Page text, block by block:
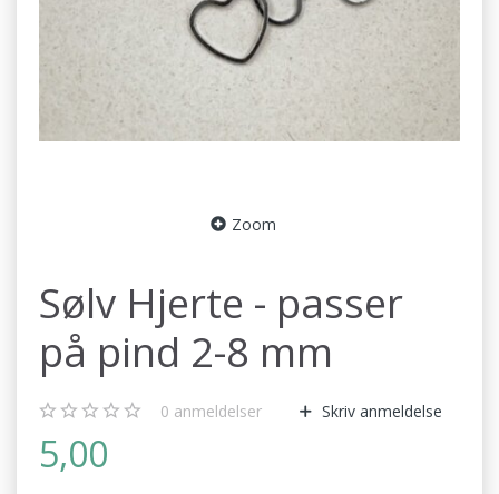
Zoom
Sølv Hjerte - passer
på pind 2-8 mm
0 anmeldelser Skriv anmeldelse
5,00